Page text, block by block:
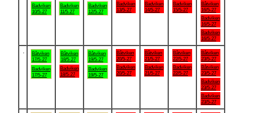
Badviken
10/5-27
Badviken
11/5-27
Badviken
12/5-27
Badviken
13/5-27
Badviken
14/5-27
Badviken
15/5-27
Båtviken
16/5-27
Badviken
16/5-27
Badviken
16/5-27
Båtviken
17/5-27
Badviken
17/5-27
Båtviken
18/5-27
Badviken
18/5-27
Båtviken
19/5-27
Badviken
19/5-27
Båtviken
20/5-27
Badviken
20/5-27
Båtviken
21/5-27
Badviken
21/5-27
Båtviken
22/5-27
Badviken
22/5-27
Båtviken
23/5-27
Båtviken
23/5-27
Badviken
23/5-27
Badviken
23/5-27